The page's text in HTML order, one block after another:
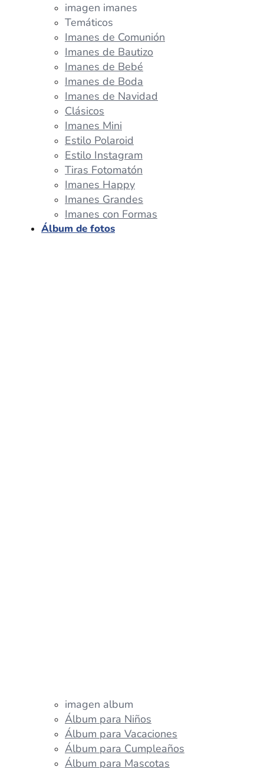
imagen imanes
Temáticos
Imanes de Comunión
Imanes de Bautizo
Imanes de Bebé
Imanes de Boda
Imanes de Navidad
Clásicos
Imanes Mini
Estilo Polaroid
Estilo Instagram
Tiras Fotomatón
Imanes Happy
Imanes Grandes
Imanes con Formas
Álbum de fotos
imagen album
Álbum para Niños
Álbum para Vacaciones
Álbum para Cumpleaños
Álbum para Mascotas